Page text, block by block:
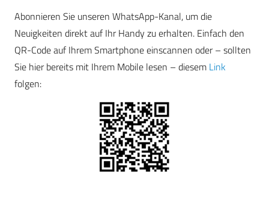
Abonnieren Sie unseren WhatsApp-Kanal, um die
Neuigkeiten direkt auf Ihr Handy zu erhalten. Einfach den
QR-Code auf Ihrem Smartphone einscannen oder – sollten
Sie hier bereits mit Ihrem Mobile lesen – diesem Link
folgen: